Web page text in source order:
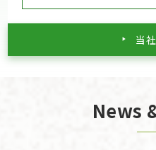
当
News